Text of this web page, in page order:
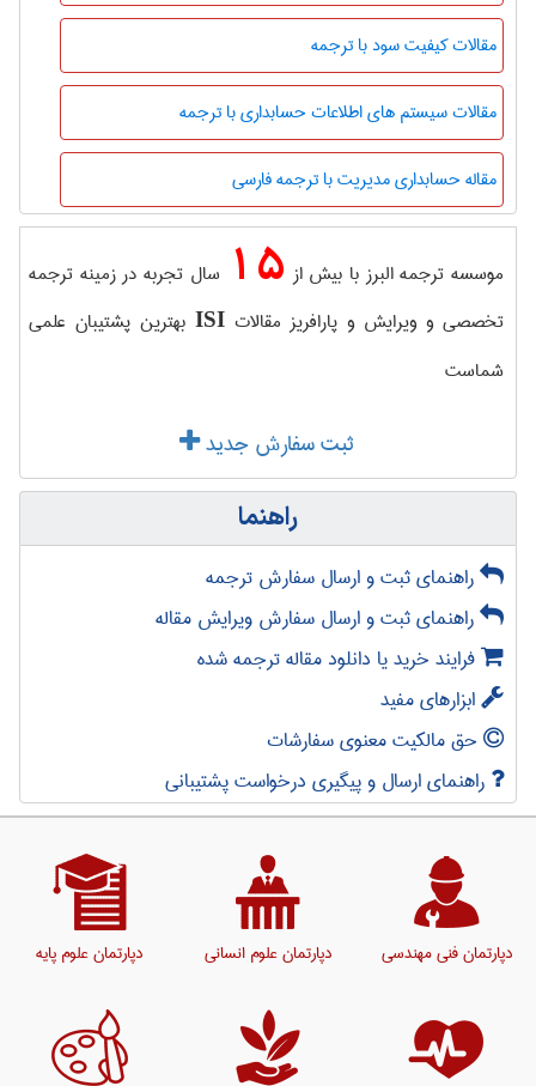
مقالات کیفیت سود با ترجمه
مقالات سیستم های اطلاعات حسابداری با ترجمه
مقاله حسابداری مدیریت با ترجمه فارسی
موسسه ترجمه البرز با بیش از 15 سال تجربه در زمینه ترجمه
تخصصی و ویرایش و پارافریز مقالاتISI بهترین پشتیبان علمی
شماست
ثبت سفارش جدید
راهنما
راهنمای ثبت و ارسال سفارش ترجمه
راهنمای ثبت و ارسال سفارش ویرایش مقاله
فرایند خرید یا دانلود مقاله ترجمه شده
ابزارهای مفید
حق مالکیت معنوی سفارشات
راهنمای ارسال و پیگیری درخواست پشتیبانی
دپارتمان فنی مهندسی دپارتمان علوم انسانی دپارتمان علوم پایه